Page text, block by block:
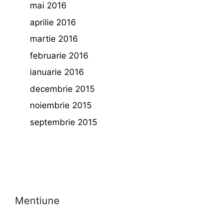
mai 2016
aprilie 2016
martie 2016
februarie 2016
ianuarie 2016
decembrie 2015
noiembrie 2015
septembrie 2015
Mentiune